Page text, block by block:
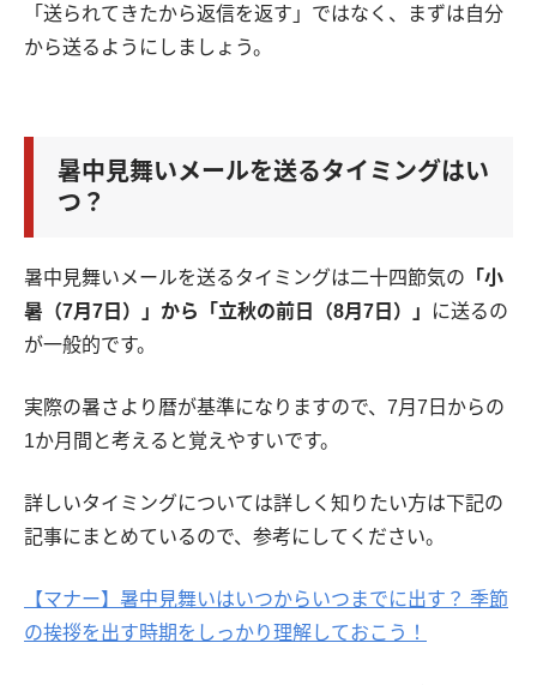
「送られてきたから返信を返す」ではなく、まずは自分
から送るようにしましょう。
暑中見舞いメールを送るタイミングはい
つ？
暑中見舞いメールを送るタイミングは二十四節気の 「小
暑（7月7日）」から「立秋の前日（8月7日）」
に送るの
が一般的です。
実際の暑さより暦が基準になりますので、7月7日からの
1か月間と考えると覚えやすいです。
詳しいタイミングについては詳しく知りたい方は下記の
記事にまとめているので、参考にしてください。
【マナー】暑中見舞いはいつからいつまでに出す？ 季節
の挨拶を出す時期をしっかり理解しておこう！